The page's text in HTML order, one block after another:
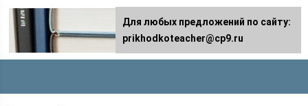
Для любых предложений по сайту:
prikhodkoteacher@cp9.ru